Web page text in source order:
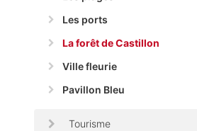
Les ports
La forêt de Castillon
Ville fleurie
Pavillon Bleu
Tourisme